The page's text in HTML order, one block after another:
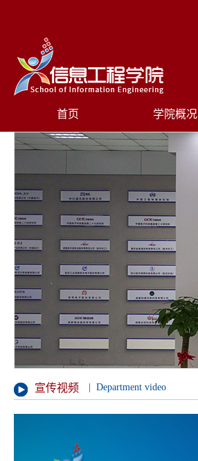
首页 学院概况
宣传视频 | Department video